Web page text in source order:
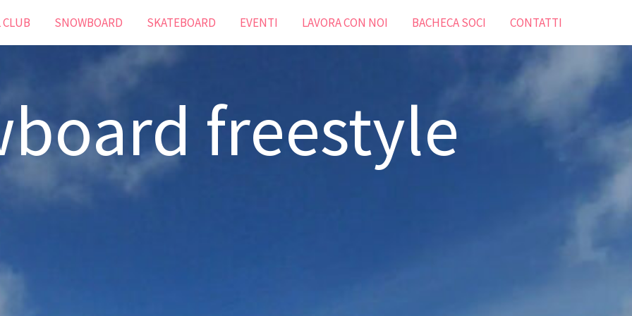
CLUB SNOWBOARD SKATEBOARD EVENTI LAVORA CON NOI BACHECA SOCI CONTATTI
freestyle